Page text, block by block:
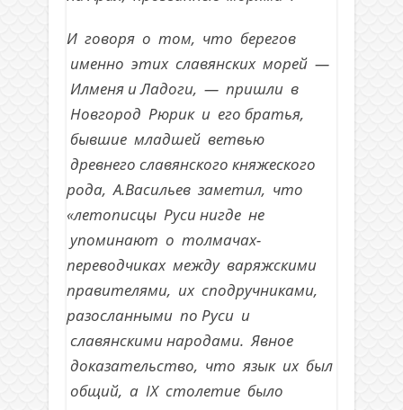
И говоря о том, что берегов
именно этих славянских морей —
Илменя и Ладоги, — пришли в
Новгород Рюрик и его братья,
бывшие младшей ветвью
древнего славянского княжеского
рода, А.Васильев заметил, что
«летописцы Руси нигде не
упоминают о толмачах-
переводчиках между варяжскими
правителями, их сподручниками,
разосланными по Руси и
славянскими народами. Явное
доказательство, что язык их был
общий, а IX столетие было